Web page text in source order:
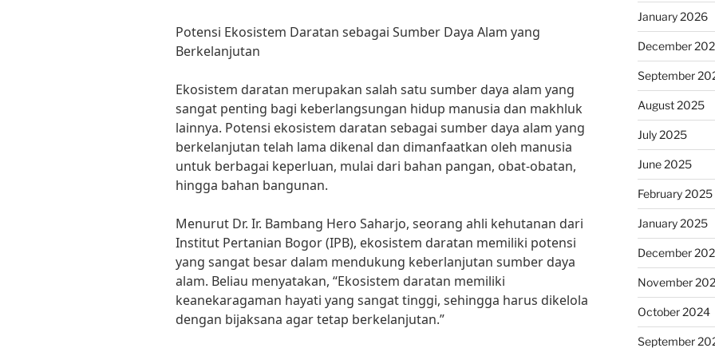
Potensi Ekosistem Daratan sebagai Sumber Daya Alam yang
Berkelanjutan
Ekosistem daratan merupakan salah satu sumber daya alam yang
sangat penting bagi keberlangsungan hidup manusia dan makhluk
lainnya. Potensi ekosistem daratan sebagai sumber daya alam yang
berkelanjutan telah lama dikenal dan dimanfaatkan oleh manusia
untuk berbagai keperluan, mulai dari bahan pangan, obat-obatan,
hingga bahan bangunan.
Menurut Dr. Ir. Bambang Hero Saharjo, seorang ahli kehutanan dari
Institut Pertanian Bogor (IPB), ekosistem daratan memiliki potensi
yang sangat besar dalam mendukung keberlanjutan sumber daya
alam. Beliau menyatakan, “Ekosistem daratan memiliki
keanekaragaman hayati yang sangat tinggi, sehingga harus dikelola
dengan bijaksana agar tetap berkelanjutan.”
January 2026
December
September
August 2025
July 2025
June 2025
February 2025
January 2025
December
November
October 2024
September